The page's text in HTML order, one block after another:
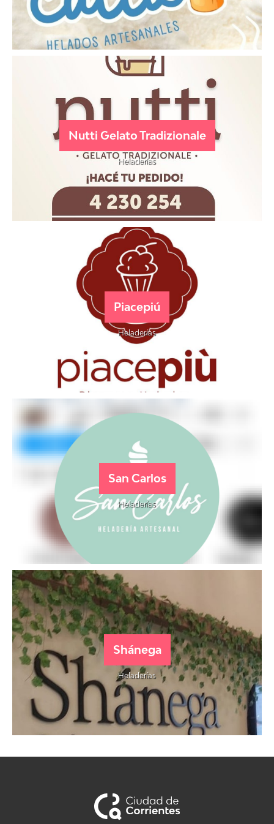
Nutti Gelato Tradizionale
Heladerías
Piacepiú
Heladerías
San Carlos
Heladerías
Shánega
Heladerías